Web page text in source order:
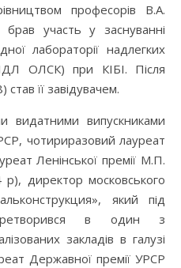
професорів В.А.
участь у заснуванні
лабораторії надлегких
ОЛСК) при КІБІ. Після
став її завідувачем.
видатними випускниками
чотириразовий лауреат
Ленінської премії М.П.
р), директор московського
який під
в один з
закладів в галузі
Державної премії УРСР